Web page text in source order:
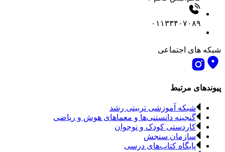
۰۱۱۳۳۴۰۷۰۸۹
شبکه های اجتماعی
پیوندهای مرتبط
شبکه آموزشی تربیتی رشد
گنجینه دانستنی‌ها و معماهای هوش و ریاضی
کاردستی کودک و نوجوان
سازمان سنجش
پایگاه کتاب‌های درسی